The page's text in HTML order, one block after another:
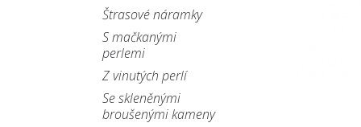
Štrasové náramky
S mačkanými
perlemi
Z vinutých perlí
Se skleněnými
broušenými kameny